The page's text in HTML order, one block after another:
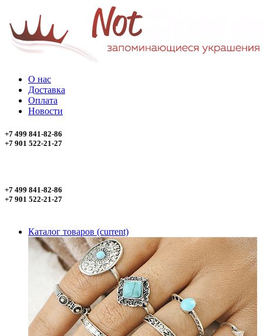
О нас
Доставка
Оплата
Новости
+7 499 841-82-86
+7 901 522-21-27
+7 499 841-82-86
+7 901 522-21-27
Каталог товаров (current)